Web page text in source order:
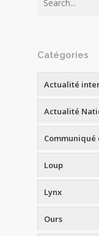
Catégories
Actualité
Actualité
Communiqué
Loup
Lynx
Ours